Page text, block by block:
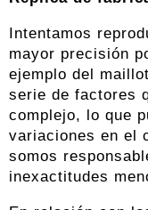
Intentamos
mayor precisión
ejemplo del
serie de factores
complejo, lo que
variaciones en el
somos
inexactitudes